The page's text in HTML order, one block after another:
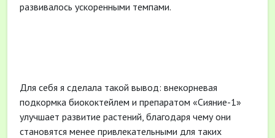
развивалось ускоренными темпами.
Для себя я сделала такой вывод: внекорневая
подкормка биококтейлем и препаратом «Сияние-1»
улучшает развитие растений, благодаря чему они
становятся менее привлекательными для таких